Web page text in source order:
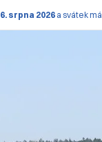
6. srpna 2026a svátek má